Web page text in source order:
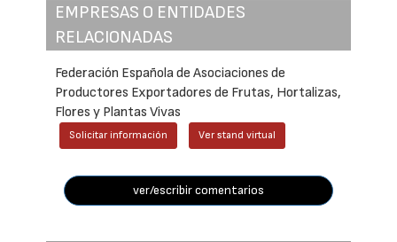
EMPRESAS O ENTIDADES
RELACIONADAS
Federación Española de Asociaciones de
Productores Exportadores de Frutas, Hortalizas,
Flores y Plantas Vivas
Solicitar información Ver stand virtual
ver/escribir comentarios